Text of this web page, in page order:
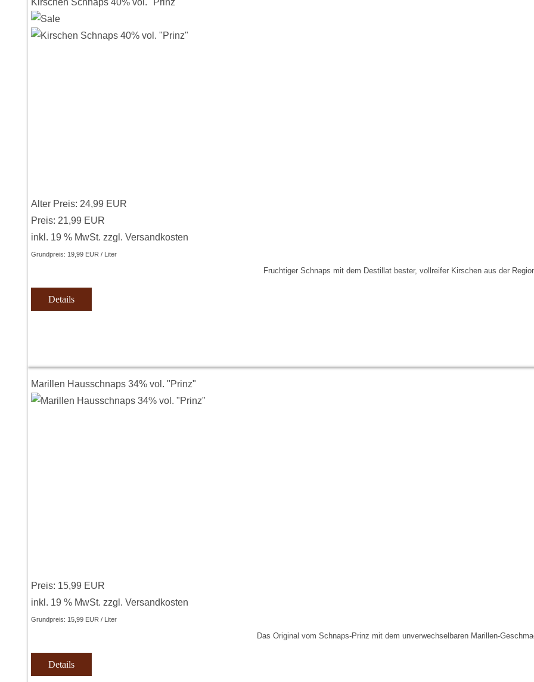
Kirschen Schnaps 40% vol. "Prinz"
Alter Preis: 24,99 EUR
Preis: 21,99 EUR
inkl. 19 % MwSt. zzgl. Versandkosten
Grundpreis: 19,99 EUR / Liter
Fruchtiger Schnaps mit dem Destillat bester, vollreifer Kirschen aus der
Details
Marillen Hausschnaps 34% vol. "Prinz"
Preis: 15,99 EUR
inkl. 19 % MwSt. zzgl. Versandkosten
Grundpreis: 15,99 EUR / Liter
Das Original vom Schnaps-Prinz mit dem unverwechselbaren Marillen-
Details